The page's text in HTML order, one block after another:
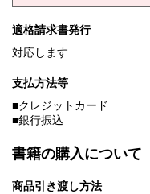
適格請求書発行
対応します
支払方法等
■クレジットカード
■銀行振込
書籍の購入について
商品引き渡し方法